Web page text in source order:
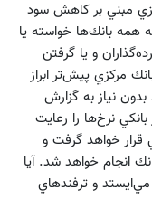
مبني بر كاهش سود
بانك‌ها خواسته يا
و يا گرفتن
مركزي پيش‌تر ابراز
نياز به گزارش
نرخ‌ها را رعايت
قرار خواهد گرفت و
انجام خواهد شد. آيا
مي‌ايستد و ترفند‌هاي